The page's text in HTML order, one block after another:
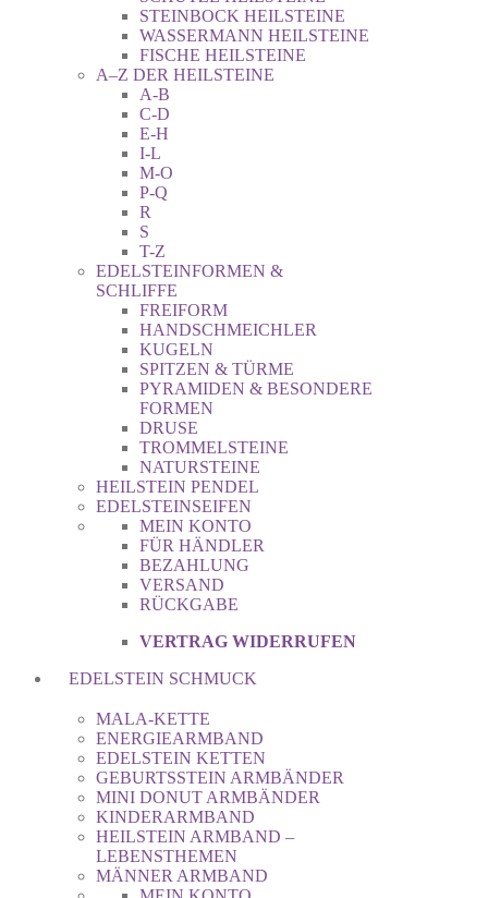
STEINBOCK HEILSTEINE
WASSERMANN HEILSTEINE
FISCHE HEILSTEINE
A–Z DER HEILSTEINE
A-B
C-D
E-H
I-L
M-O
P-Q
R
S
T-Z
EDELSTEINFORMEN &
SCHLIFFE
FREIFORM
HANDSCHMEICHLER
KUGELN
SPITZEN & TÜRME
PYRAMIDEN & BESONDERE
FORMEN
DRUSE
TROMMELSTEINE
NATURSTEINE
HEILSTEIN PENDEL
EDELSTEINSEIFEN
MEIN KONTO
FÜR HÄNDLER
BEZAHLUNG
VERSAND
RÜCKGABE
VERTRAG WIDERRUFEN
EDELSTEIN SCHMUCK
MALA-KETTE
ENERGIEARMBAND
EDELSTEIN KETTEN
GEBURTSSTEIN ARMBÄNDER
MINI DONUT ARMBÄNDER
KINDERARMBAND
HEILSTEIN ARMBAND –
LEBENSTHEMEN
MÄNNER ARMBAND